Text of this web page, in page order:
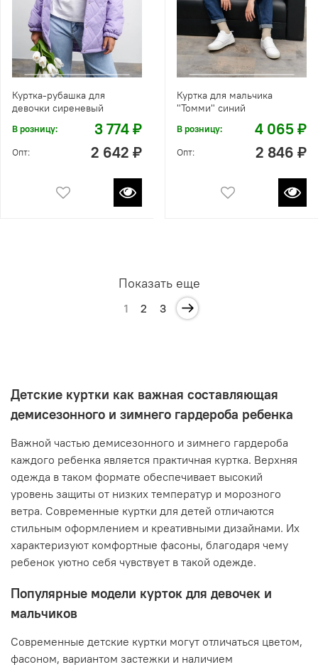
Куртка-рубашка для
девочки сиреневый
В розницу: 3 774 ₽
Опт: 2 642 ₽
Куртка для мальчика
"Томми" синий
В розницу: 4 065 ₽
Опт: 2 846 ₽
Показать еще
1 2 3
Детские куртки как важная составляющая
демисезонного и зимнего гардероба ребенка
Важной частью демисезонного и зимнего гардероба
каждого ребенка является практичная куртка. Верхняя
одежда в таком формате обеспечивает высокий
уровень защиты от низких температур и морозного
ветра. Современные куртки для детей отличаются
стильным оформлением и креативными дизайнами. Их
характеризуют комфортные фасоны, благодаря чему
ребенок уютно себя чувствует в такой одежде.
Популярные модели курток для девочек и
мальчиков
Современные детские куртки могут отличаться цветом,
фасоном, вариантом застежки и наличием